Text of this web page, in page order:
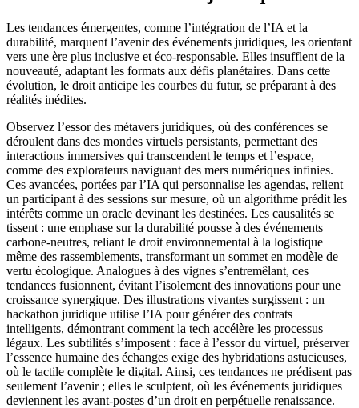
Les tendances émergentes, comme l’intégration de l’IA et la
durabilité, marquent l’avenir des événements juridiques, les orientant
vers une ère plus inclusive et éco-responsable. Elles insufflent de la
nouveauté, adaptant les formats aux défis planétaires. Dans cette
évolution, le droit anticipe les courbes du futur, se préparant à des
réalités inédites.
Observez l’essor des métavers juridiques, où des conférences se
déroulent dans des mondes virtuels persistants, permettant des
interactions immersives qui transcendent le temps et l’espace,
comme des explorateurs naviguant des mers numériques infinies.
Ces avancées, portées par l’IA qui personnalise les agendas, relient
un participant à des sessions sur mesure, où un algorithme prédit les
intérêts comme un oracle devinant les destinées. Les causalités se
tissent : une emphase sur la durabilité pousse à des événements
carbone-neutres, reliant le droit environnemental à la logistique
même des rassemblements, transformant un sommet en modèle de
vertu écologique. Analogues à des vignes s’entremêlant, ces
tendances fusionnent, évitant l’isolement des innovations pour une
croissance synergique. Des illustrations vivantes surgissent : un
hackathon juridique utilise l’IA pour générer des contrats
intelligents, démontrant comment la tech accélère les processus
légaux. Les subtilités s’imposent : face à l’essor du virtuel, préserver
l’essence humaine des échanges exige des hybridations astucieuses,
où le tactile complète le digital. Ainsi, ces tendances ne prédisent pas
seulement l’avenir ; elles le sculptent, où les événements juridiques
deviennent les avant-postes d’un droit en perpétuelle renaissance.